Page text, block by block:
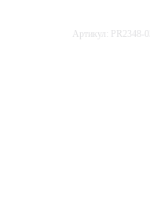
Артикул: PR2348-03